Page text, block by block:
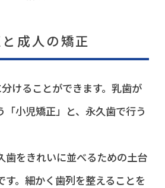
成人の矯正
けることができます。乳歯が
「小児矯正」と、永久歯で行う
歯をきれいに並べるための土台
す。細かく歯列を整えることを